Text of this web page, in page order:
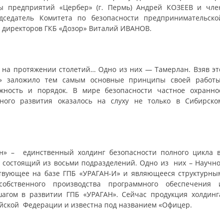
предприятий «Цербер» (г. Пермь) Андрей КОЗЕЕВ и
Комитета по безопасности
ГКБ «Дозор» Виталий ИВАНОВ.
протяжении столетий… Одно из них — Тамерлан. Взяв
заложило тем самым основные принципы своей
и порядок. В мире безопасности частное
развития оказалось на слуху не только в
– единственный холдинг безопасности полного цикла
из восьми подразделений. Одно из них –
на базе ГПБ «УРАГАН-И» и являющееся
производства программного обеспечения
в развитии ГПБ «УРАГАН». Сейчас продукция
Федерации и известна под названием «Офицер.